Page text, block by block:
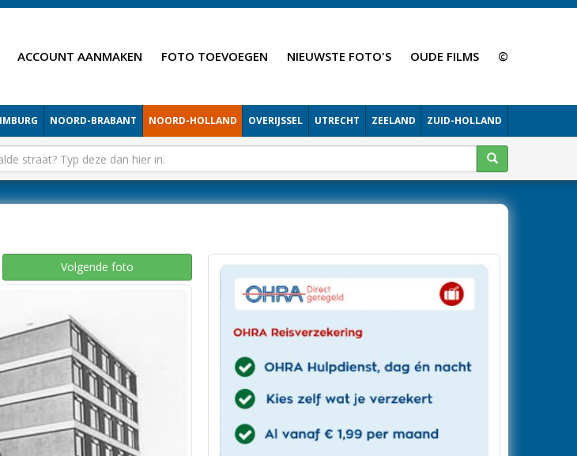
ACCOUNT AANMAKEN FOTO TOEVOEGEN NIEUWSTE FOTO'S OUDE FILMS ©
NOORD-BRABANT NOORD-HOLLAND OVERIJSSEL UTRECHT ZEELAND ZUID-HOLLAND
Volgende foto